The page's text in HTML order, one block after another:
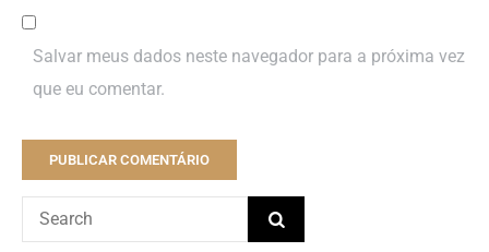
Salvar meus dados neste navegador para a próxima vez
que eu comentar.